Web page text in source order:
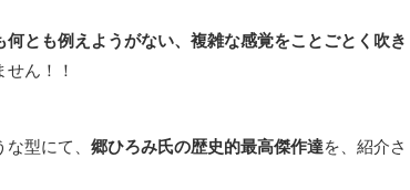
何とも例えようがない、複雑な感覚をことごとく吹き
せん！！
型にて、 郷ひろみ氏の歴史的最高傑作達を、紹介さ